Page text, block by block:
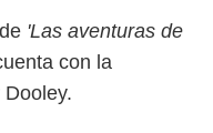
'Las aventuras de
con la